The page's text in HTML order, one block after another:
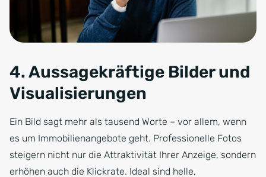
4. Aussagekräftige Bilder und
Visualisierungen
Ein Bild sagt mehr als tausend Worte – vor allem, wenn
es um Immobilienangebote geht. Professionelle Fotos
steigern nicht nur die Attraktivität Ihrer Anzeige, sondern
erhöhen auch die Klickrate. Ideal sind helle,